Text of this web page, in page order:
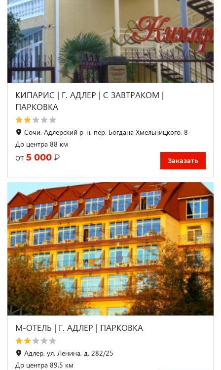
КИПАРИС | Г. АДЛЕР | С ЗАВТРАКОМ |
ПАРКОВКА
Сочи, Адлерский р-н, пер. Богдана Хмельницкого, 8
До центра 88 км
от 5 000 ₽ Заказать
М-ОТЕЛЬ | Г. АДЛЕР | ПАРКОВКА
Адлер, ул. Ленина, д. 282/25
До центра 89.5 км